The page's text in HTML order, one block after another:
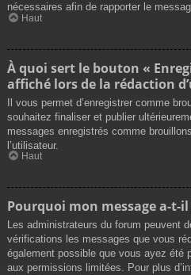
nécessaires afin de rapporter le
Haut
À quoi sert le bouton «
affiché lors de la rédaction
Il vous permet d’enregistrer comme
souhaitez finaliser et publier
messages enregistrés comme
l’utilisateur.
Haut
Pourquoi mon message a-t-
Les administrateurs du forum peuvent
vérifications les messages que vous
également possible que vous ayez été
aux permissions limitées. Pour plus